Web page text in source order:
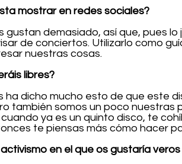
mostrar en redes sociales?
gustan demasiado, así que, pues
de conciertos. Utilizarlo como
nuestras cosas.
libres?
ha dicho mucho esto de que este
también somos un poco nuestras
ya es un quinto disco, te
te piensas más cómo hacer
en el que os gustaría